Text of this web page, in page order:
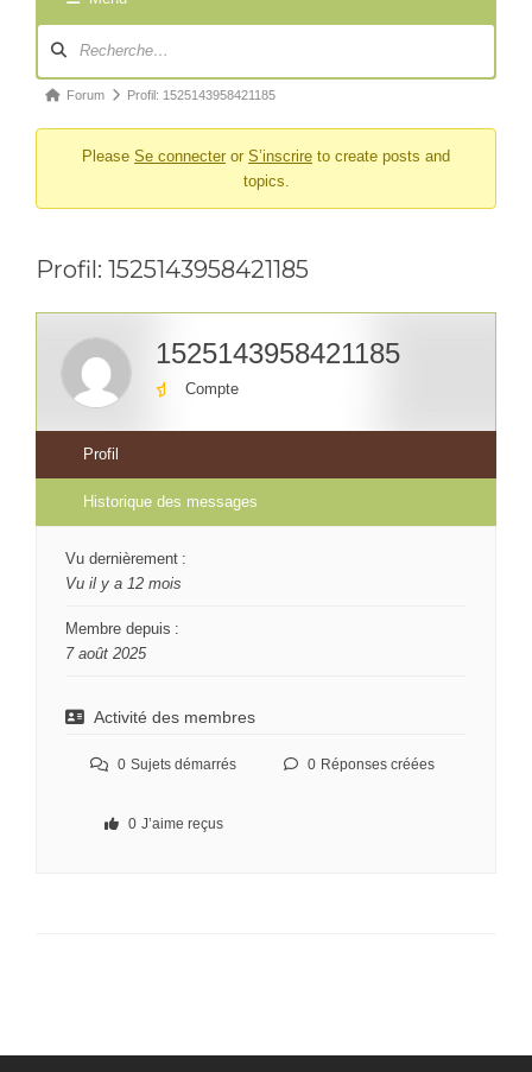
forum
Fil
ici :
Forum Profil: 1525143958421185
Please Se connecter or S’inscrire to create posts and
topics.
Profil: 1525143958421185
1525143958421185
Compte
Profil
Historique des messages
Vu dernièrement :
Vu il y a 12 mois
Membre depuis :
7 août 2025
Activité des membres
0 Sujets démarrés 0 Réponses créées
0 J’aime reçus